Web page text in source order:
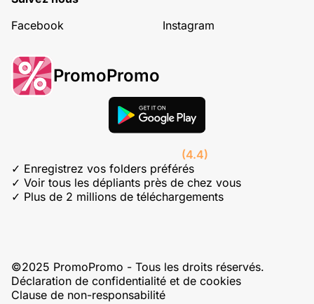
Facebook
Instagram
PromoPromo
(4.4)
✓ Enregistrez vos folders préférés
✓ Voir tous les dépliants près de chez vous
✓ Plus de 2 millions de téléchargements
©2025 PromoPromo - Tous les droits réservés.
Déclaration de confidentialité et de cookies
Clause de non-responsabilité